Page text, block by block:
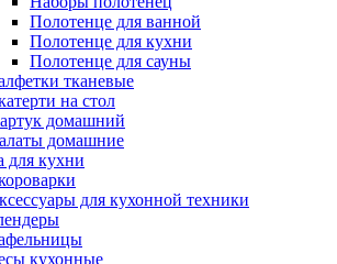
Полотенце для ванной
Полотенце для кухни
Полотенце для сауны
тканевые
на стол
домашний
домашние
для кухни
для кухонной техники
кухонные